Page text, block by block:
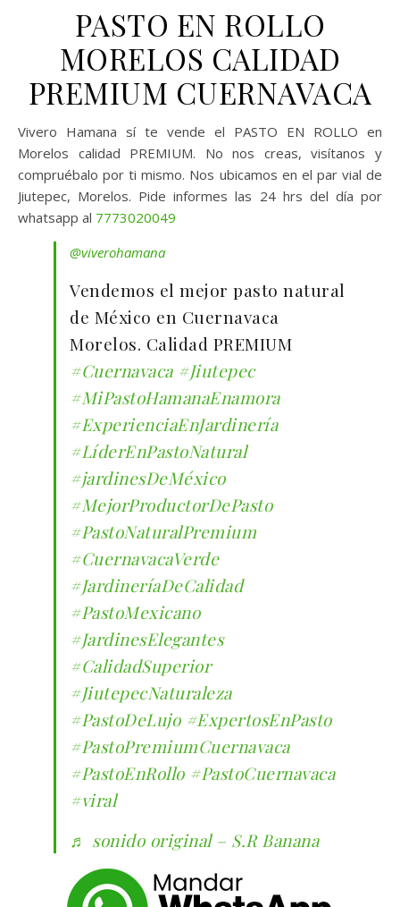
PASTO EN ROLLO
MORELOS CALIDAD
PREMIUM CUERNAVACA
Vivero Hamana sí te vende el PASTO EN ROLLO en
Morelos calidad PREMIUM. No nos creas, visítanos y
compruébalo por ti mismo. Nos ubicamos en el par vial de
Jiutepec, Morelos. Pide informes las 24 hrs del día por
whatsapp al 7773020049
@viverohamana
Vendemos el mejor pasto natural
de México en Cuernavaca
Morelos. Calidad PREMIUM
#Cuernavaca #Jiutepec
#MiPastoHamanaEnamora
#ExperienciaEnJardinería
#LíderEnPastoNatural
#jardinesDeMéxico
#MejorProductorDePasto
#PastoNaturalPremium
#CuernavacaVerde
#JardineríaDeCalidad
#PastoMexicano
#JardinesElegantes
#CalidadSuperior
#JiutepecNaturaleza
#PastoDeLujo #ExpertosEnPasto
#PastoPremiumCuernavaca
#PastoEnRollo #PastoCuernavaca
#viral
♬ sonido original – S.R Banana